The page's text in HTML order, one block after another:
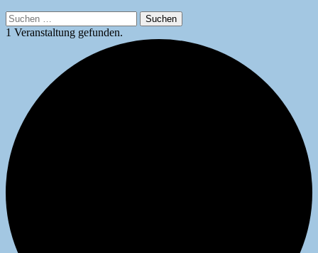
Suchen
nach:
1 Veranstaltung gefunden.